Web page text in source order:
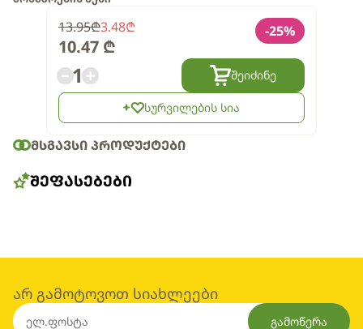
13.95₾3.48₾
10.47 ₾
-25%
1 შეიძინე
სურვილების სია
ᲛᲡᲒᲐᲕᲡᲘ ᲞᲠᲝᲓᲣᲥᲢᲔᲑᲘ
ᲨᲔᲤᲐᲡᲔᲑᲔᲑᲘ
არ გამოტოვოთ სიახლეები
გამოწერა